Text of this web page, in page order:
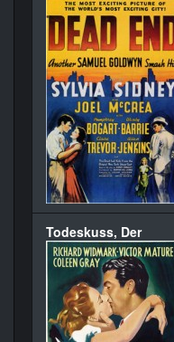
Todeskuss, Der